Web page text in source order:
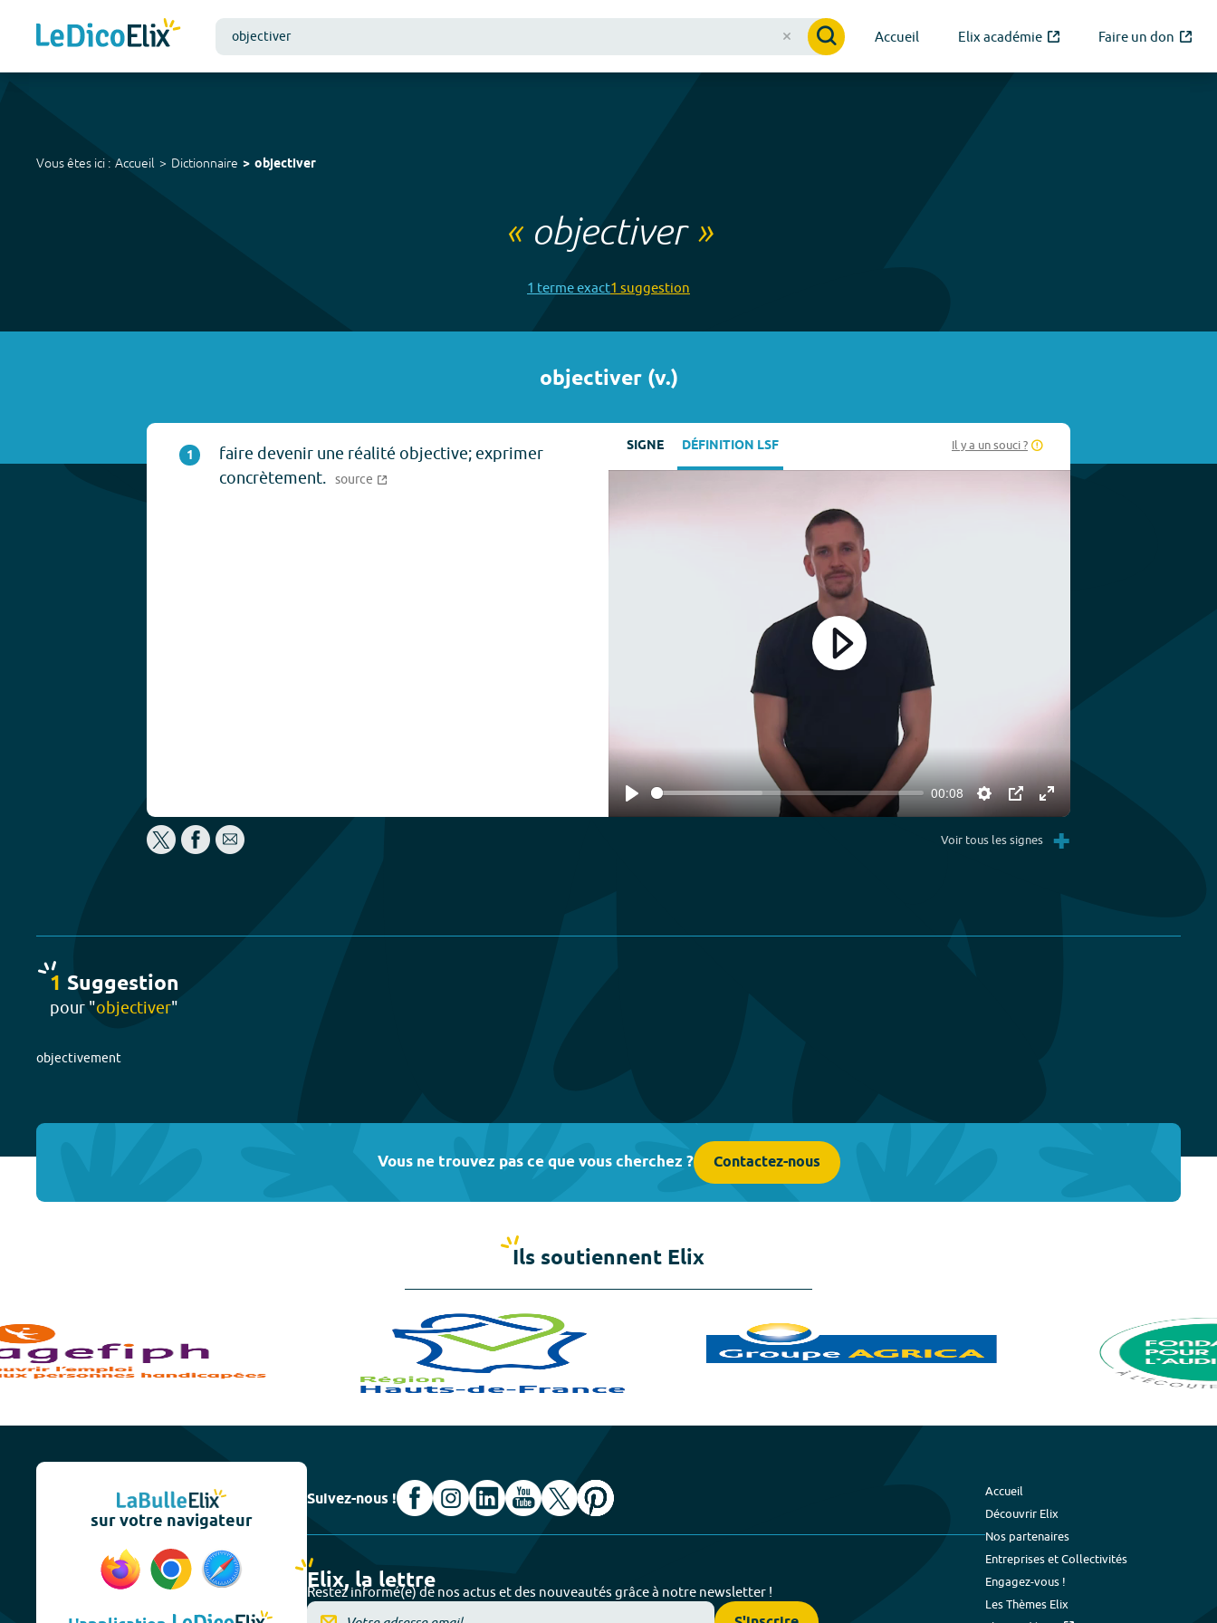
Accueil Elix académie Faire un don
Vous êtes ici : Accueil Dictionnaire objectiver
« objectiver»
1 termeexact1 suggestion
objectiver(v.)
1
faire devenir une réalité objective; exprimer
concrètement. source
SIGNE DÉFINITION LSF Il y a un souci ?
Play
00:08
Settings
PIP Enter
fullscreen
Play
Voir tous les signes +
1 Suggestion
pour "objectiver"
objectivement
Vous ne trouvez pas ce que vous cherchez ? Contactez-nous
Ils soutiennent Elix
sur votre navigateur
Suivez-nous !
Elix, la lettre
Restez informé(e) de nos actus et des nouveautés grâce à notre newsletter !
Accueil
Découvrir Elix
Nos partenaires
Entreprises et Collectivités
Engagez-vous !
Les Thèmes Elix